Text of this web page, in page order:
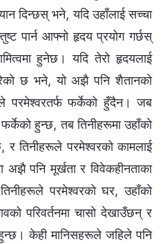
दिन्छस् भने, यदि उहाँलाई सच्‍चा
पार्न आफ्‍नो हृदय प्रयोग गर्छस्
हुनेछ। यदि तेरो हृदयलाई
छ भने, यो अझै पनि शैतानको
परमेश्‍वरतर्फ फर्केको हुँदैन। जब
हुन्छ, तब तिनीहरूमा उहाँको
र तिनीहरूले परमेश्‍वरको कामलाई
पनि मूर्खता र विवेकहीनताका
परमेश्‍वरको घर, उहाँको
परिवर्तनमा चासो देखाउँछन् र
केही मानिसहरूले जहिले पनि